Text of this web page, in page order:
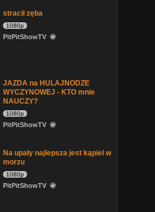
stracił zęba
1080p
PitPitShowTV
JAZDA na HULAJNODZE
WYCZYNOWEJ - KTO mnie
NAUCZY?
1080p
PitPitShowTV
Na upały najlepsza jest kąpiel w
morzu
1080p
PitPitShowTV